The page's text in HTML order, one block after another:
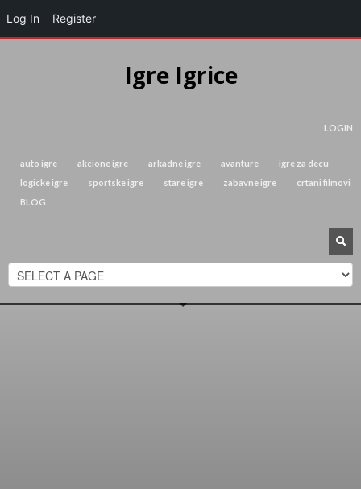
Igre Igrice
LOGIN
auto igre akcione igre arkadne igre avanture
igre za decu
logicke igre
sportske igre stare igre zabavne igre
crtani filmovi
BLOG
Log In Register